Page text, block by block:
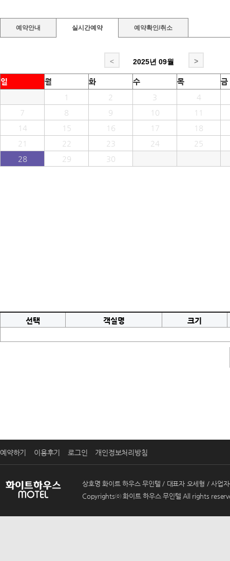
예약안내 실시간예약 예약확인/취소
< 2025년 09월 >
일 월 화 수 목
금
1
2 3
4
7
8 9 10
11
14
15 16 17
18
21
22 23 24
25
28
29 30
선택 객실명 크기
예약하기 이용후기 로그인 개인정보처리방침
상호명 화이트 하우스 무인텔 / 대표자 오세형 / 사
Copyrightsⓒ 화이트 하우스 무인텔 All rights